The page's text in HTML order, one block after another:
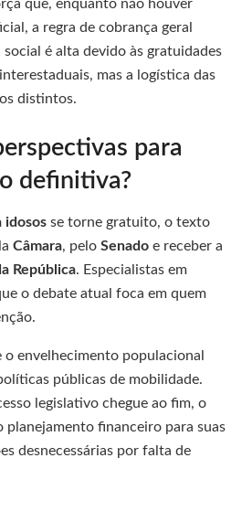
que, enquanto não houver
a regra de cobrança geral
é alta devido às gratuidades
mas a logística das
distintos.
para
definitiva?
idosos se torne gratuito, o texto
Câmara, pelo Senado e receber a
República. Especialistas em
o debate atual foca em quem
o envelhecimento populacional
públicas de mobilidade.
legislativo chegue ao fim, o
planejamento financeiro para suas
desnecessárias por falta de